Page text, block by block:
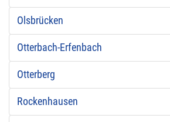
Olsbrücken
Otterbach-Erfenbach
Otterberg
Rockenhausen